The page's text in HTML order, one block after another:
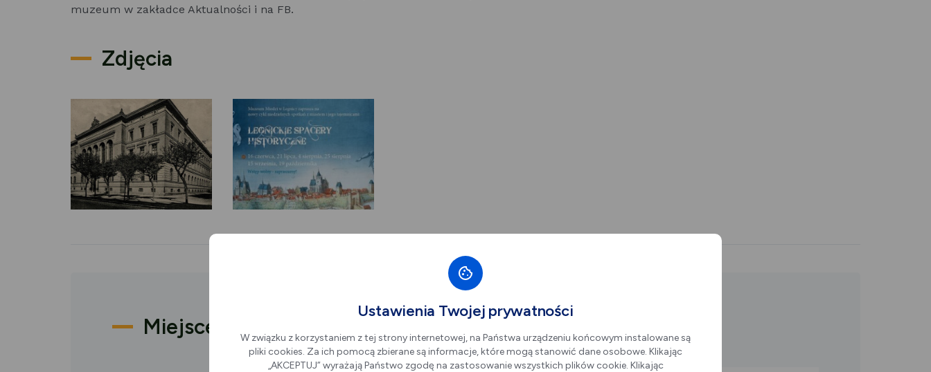
muzeum w zakładce Aktualności i na FB.
Zdjęcia
Miejsce
Ustawienia Twojej prywatności
W związku z korzystaniem z tej strony internetowej, na Państwa urządzeniu końcowym instalowane są
pliki cookies. Za ich pomocą zbierane są informacje, które mogą stanowić dane osobowe. Klikając
„AKCEPTUJ” wyrażają Państwo zgodę na zastosowanie wszystkich plików cookie. Klikając